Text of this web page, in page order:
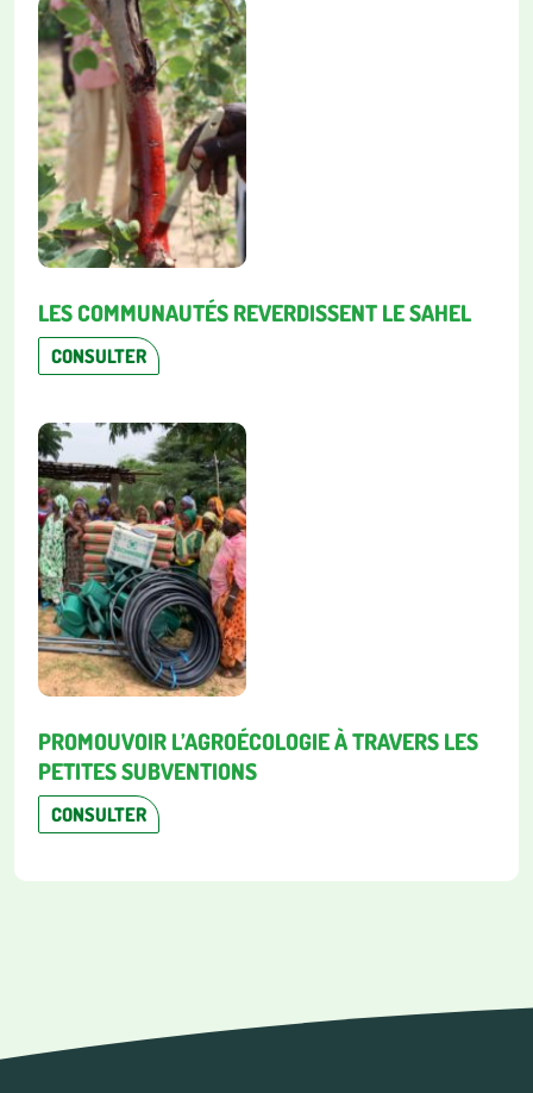
LES COMMUNAUTÉS REVERDISSENT LE SAHEL
CONSULTER
PROMOUVOIR L’AGROÉCOLOGIE À TRAVERS LES
PETITES SUBVENTIONS
CONSULTER